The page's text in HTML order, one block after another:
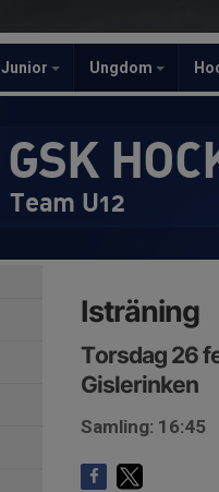
Junior Ungdom
GSK
Team U12
Isträning
Torsdag 26
Gislerinken
Samling: 16:45